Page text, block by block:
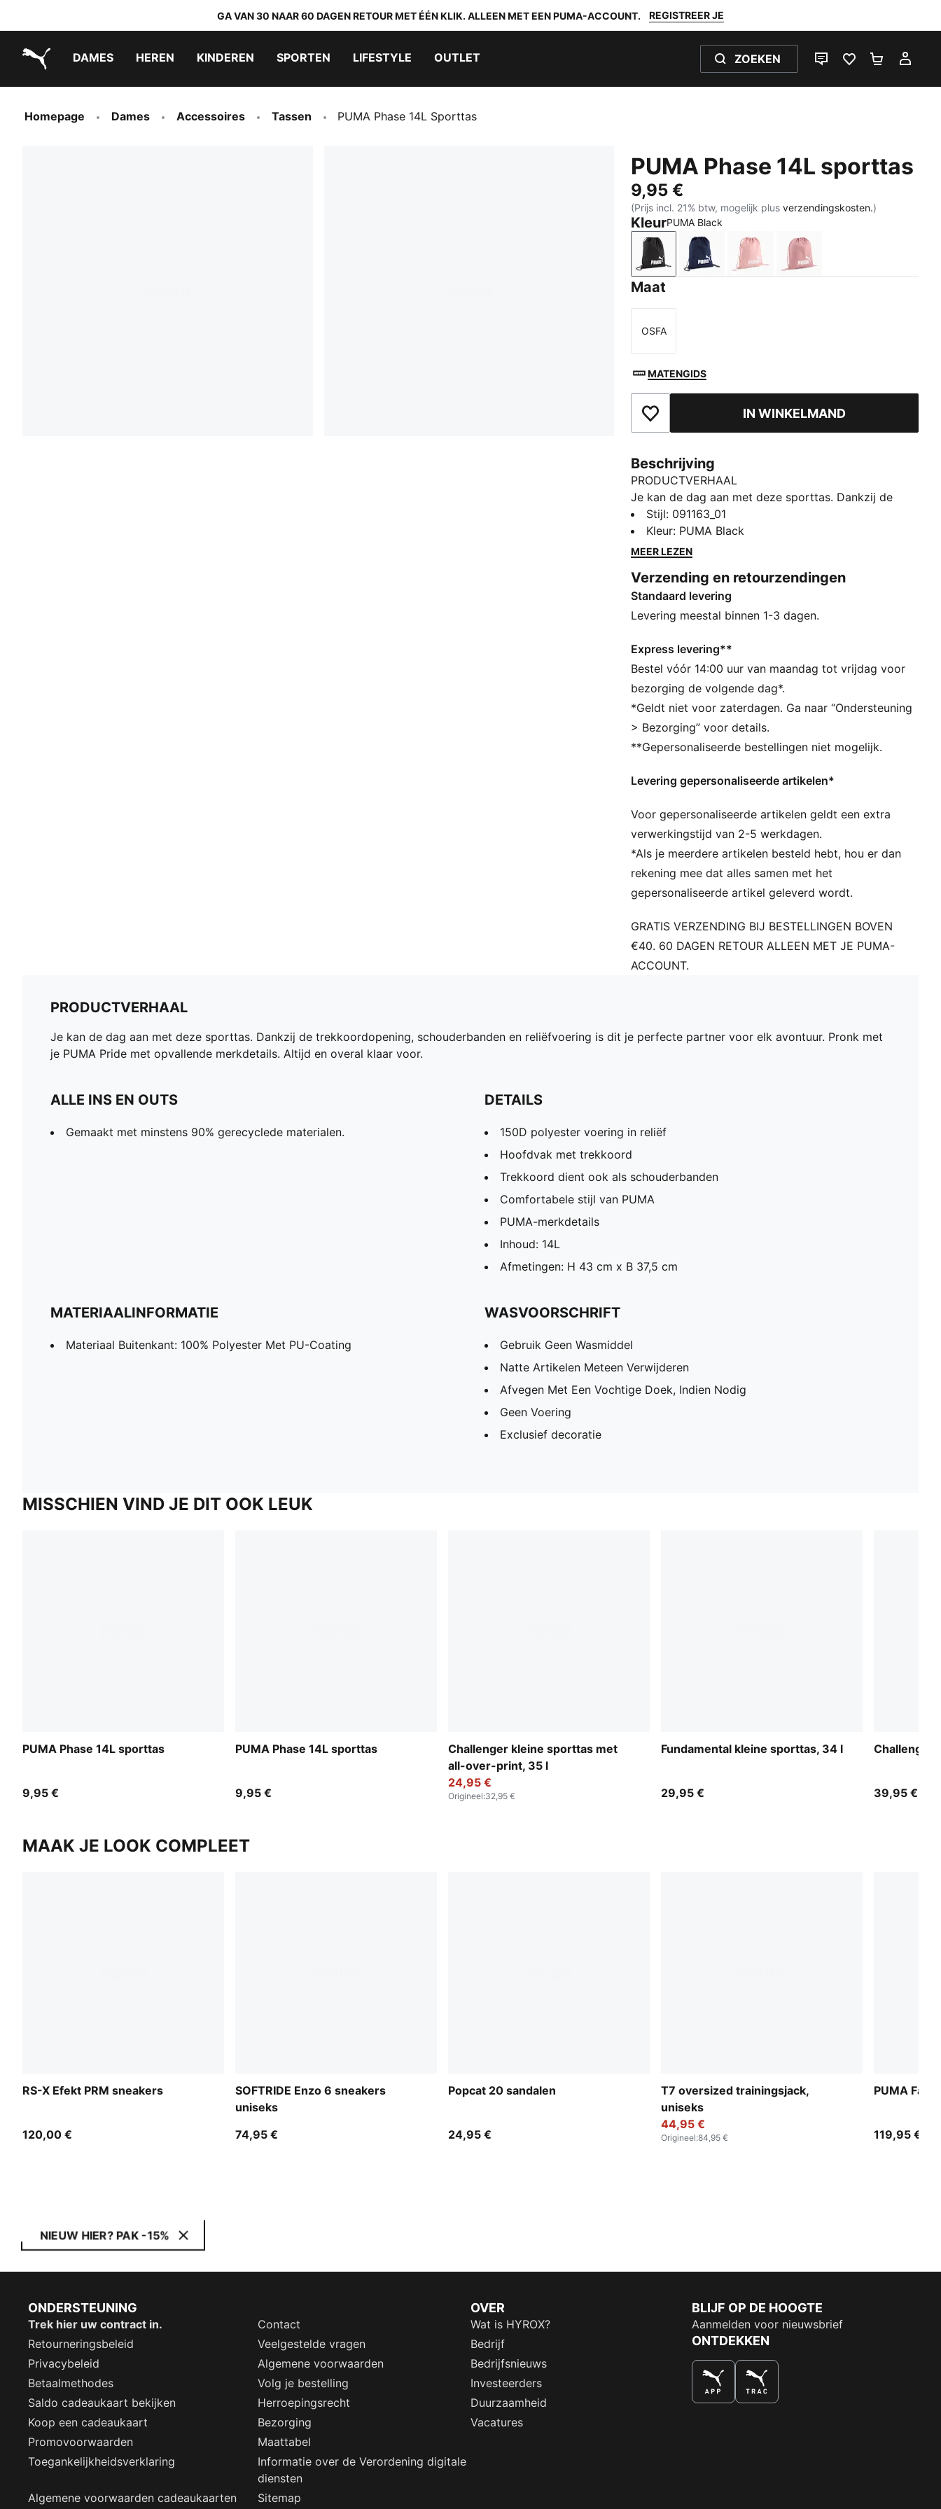
GA VAN 30 NAAR 60 DAGEN RETOUR MET ÉÉN KLIK. ALLEEN MET EEN PUMA-ACCOUNT. REGISTREER JE
DAMES HEREN KINDEREN SPORTEN LIFESTYLE OUTLET ZOEKEN
LIVE CHATFAVORIETEN 0
Homepage Dames Accessoires Tassen PUMA Phase 14L Sporttas
PUMA Phase 14L sporttas
9,95 €
(Prijs incl. 21% btw, mogelijk plusverzendingskosten.)
KleurPUMA Black
PUMA BlackPUMA NavyRosy OutlookDusky Rosewood
Maat
Maat
OSFA
MATENGIDS
Toegevoegd aan favorietenIN WINKELMAND
Beschrijving
PRODUCTVERHAAL
Je kan de dag aan met deze sporttas. Dankzij de
trekkoordopening, schouderbanden en reliëfvoering
is dit je perfecte partner voor elk avontuur. Pronk
met je PUMA Pride met opvallende merkdetails. Altijd
ALLE INS EN OUTS
Gemaakt met minstens 90% gerecyclede materialen.
DETAILS
Hoofdvak met trekkoord
Trekkoord dient ook als schouderbanden
Comfortabele stijl van PUMA
PUMA-merkdetails
Inhoud: 14L
Afmetingen: H 43 cm x B 37,5 cm
Stijl: 091163_01
Kleur: PUMA Black
MEER LEZEN
Verzending en retourzendingen
Standaard levering
Levering meestal binnen 1-3 dagen.
Express levering**
Bestel vóór 14:00 uur van maandag tot vrijdag voor
bezorging de volgende dag*.
*Geldt niet voor zaterdagen. Ga naar “Ondersteuning
> Bezorging” voor details.
**Gepersonaliseerde bestellingen niet mogelijk.
Levering gepersonaliseerde artikelen*
Voor gepersonaliseerde artikelen geldt een extra
verwerkingstijd van 2-5 werkdagen.
*Als je meerdere artikelen besteld hebt, hou er dan
rekening mee dat alles samen met het
gepersonaliseerde artikel geleverd wordt.
GRATIS VERZENDING BIJ BESTELLINGEN BOVEN
€40. 60 DAGEN RETOUR ALLEEN MET JE PUMA-
ACCOUNT.
PRODUCTVERHAAL
Je kan de dag aan met deze sporttas. Dankzij de trekkoordopening, schouderbanden en reliëfvoering is dit je perfecte partner voor elk avontuur. Pronk met
je PUMA Pride met opvallende merkdetails. Altijd en overal klaar voor.
ALLE INS EN OUTS
Gemaakt met minstens 90% gerecyclede materialen.
DETAILS
150D polyester voering in reliëf
Hoofdvak met trekkoord
Trekkoord dient ook als schouderbanden
Comfortabele stijl van PUMA
PUMA-merkdetails
Inhoud: 14L
Afmetingen: H 43 cm x B 37,5 cm
MATERIAALINFORMATIE
Materiaal Buitenkant: 100% Polyester Met PU-Coating
WASVOORSCHRIFT
Gebruik Geen Wasmiddel
Natte Artikelen Meteen Verwijderen
Afvegen Met Een Vochtige Doek, Indien Nodig
Geen Voering
Exclusief decoratie
MISSCHIEN VIND JE DIT OOK LEUK
PUMA Phase 14L sporttas
9,95 €
PUMA Phase 14L sporttas
9,95 €
Challenger kleine sporttas met
all-over-print, 35 l
24,95 €
Origineel:32,95 €
Fundamental kleine sporttas, 34 l
29,95 €
Challenger
39,95 €
MAAK JE LOOK COMPLEET
RS-X Efekt PRM sneakers
120,00 €
SOFTRIDE Enzo 6 sneakers
uniseks
74,95 €
Popcat 20 sandalen
24,95 €
T7 oversized trainingsjack,
uniseks
44,95 €
Origineel:84,95 €
PUMA
119,95 €
NIEUW HIER? PAK -15%
ONDERSTEUNING
Trek hier uw contract in.
Contact
Retourneringsbeleid
Veelgestelde vragen
Privacybeleid
Algemene voorwaarden
Betaalmethodes
Volg je bestelling
Saldo cadeaukaart bekijken
Herroepingsrecht
Koop een cadeaukaart
Bezorging
Promovoorwaarden
Maattabel
Toegankelijkheidsverklaring
Informatie over de Verordening digitale
diensten
Algemene voorwaarden cadeaukaarten
Sitemap
OVER
Wat is HYROX?
Bedrijf
Bedrijfsnieuws
Investeerders
Duurzaamheid
Vacatures
BLIJF OP DE HOOGTE
Aanmelden voor nieuwsbrief
ONTDEKKEN